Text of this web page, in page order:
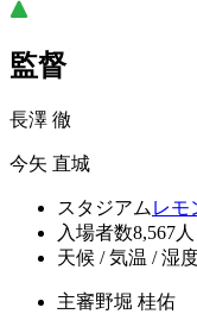
監督
長澤 徹
今矢 直城
スタジアム レモ
入場者数8,567人
天候 / 気温 / 湿
主審野堀 桂佑